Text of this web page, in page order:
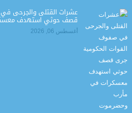
عشرات القتلى والجرحى
قصف حوثي استهدف
أغسطس 06, 2026